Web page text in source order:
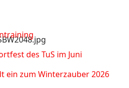
des TuS im Juni
ein zum Winterzauber 2026